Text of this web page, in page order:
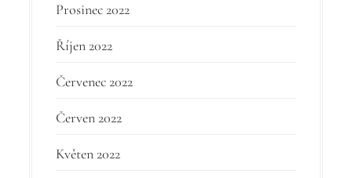
Prosinec 2022
Říjen 2022
Červenec 2022
Červen 2022
Květen 2022